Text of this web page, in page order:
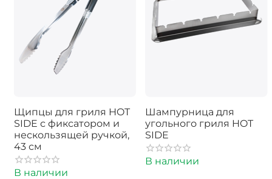
Щипцы для гриля HOT
SIDE с фиксатором и
нескользящей ручкой,
43 см
В наличии
Шампурница для
угольного гриля HOT
SIDE
В наличии